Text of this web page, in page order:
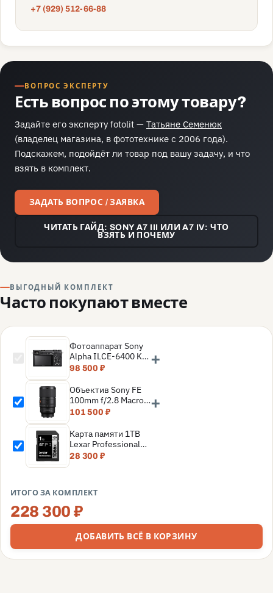
+7 (929) 512-66-88
ВОПРОС ЭКСПЕРТУ
Есть вопрос по этому товару?
Задайте его эксперту fotolit — Татьяне Семенюк
(владелец магазина, в фототехнике с 2006 года).
Подскажем, подойдёт ли товар под вашу задачу, и что
взять в комплект.
ЗАДАТЬ ВОПРОС / ЗАЯВКА
ЧИТАТЬ ГАЙД: SONY A7 III ИЛИ A7 IV: ЧТО
ВЗЯТЬ И ПОЧЕМУ
ВЫГОДНЫЙ КОМПЛЕКТ
Часто покупают вместе
Фотоаппарат Sony
Alpha ILCE-6400 Kit
E 18-135mm F3.5-
98 500 ₽
+
Объектив Sony FE
100mm f/2.8 Macro
GM, черный
101 500 ₽
+
Карта памяти 1TB
Lexar Professional
SDXC UHS-I
BNNNG)
28 300 ₽
ИТОГО ЗА КОМПЛЕКТ
228 300 ₽
ДОБАВИТЬ ВСЁ В КОРЗИНУ